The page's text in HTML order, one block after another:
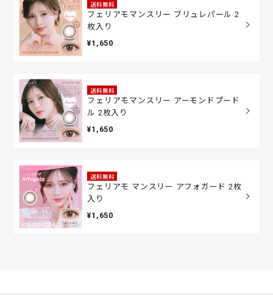
送料無料
フェリアモマンスリー ブリュレパール 2
枚入り
¥1,650
送料無料
フェリアモマンスリー アーモンドプード
ル 2枚入り
¥1,650
送料無料
フェリアモ マンスリー アフォガード 2枚
入り
¥1,650